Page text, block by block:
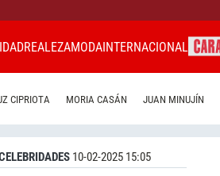
REALEZAMODAINTERNACIONAL
CIPRIOTA MORIA CASÁN JUAN MINUJÍN
10-02-2025 15:05